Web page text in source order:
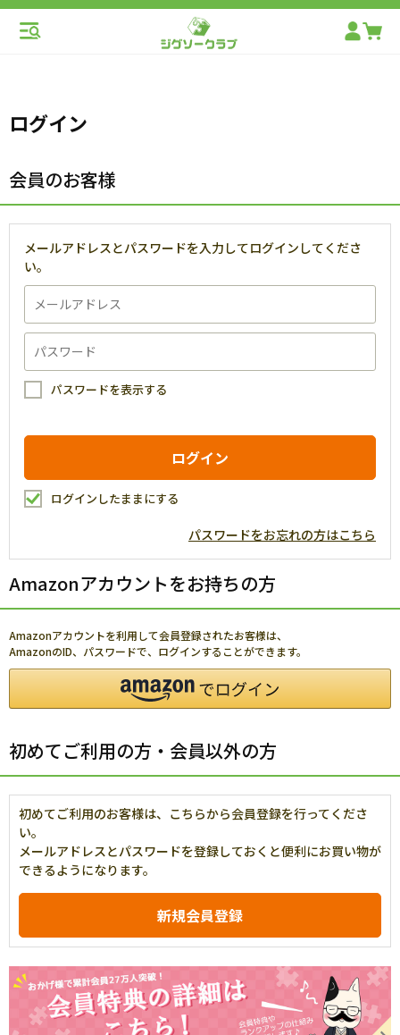
ログイン
会員のお客様
メールアドレスとパスワードを入力してログインしてくださ
い。
パスワードを表示する
ログインしたままにする
パスワードをお忘れの方はこちら
Amazonアカウントをお持ちの方
Amazonアカウントを利用して会員登録されたお客様は、
AmazonのID、パスワードで、ログインすることができます。
初めてご利用の方・会員以外の方
初めてご利用のお客様は、こちらから会員登録を行ってくださ
い。
メールアドレスとパスワードを登録しておくと便利にお買い物が
できるようになります。